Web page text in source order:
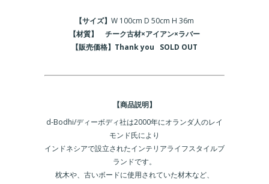
【サイズ】 W 100cm D 50cm H 36m
【材質】 チーク古材×アイアン×ラバー
【販売価格】Thank you SOLD OUT
【商品説明】
d-Bodhi/ディーボディ社は2000年にオランダ人のレイ
モンド氏により
インドネシアで設立されたインテリアライフスタイルブ
ランドです。
枕木や、古いボードに使用されていた材木など、